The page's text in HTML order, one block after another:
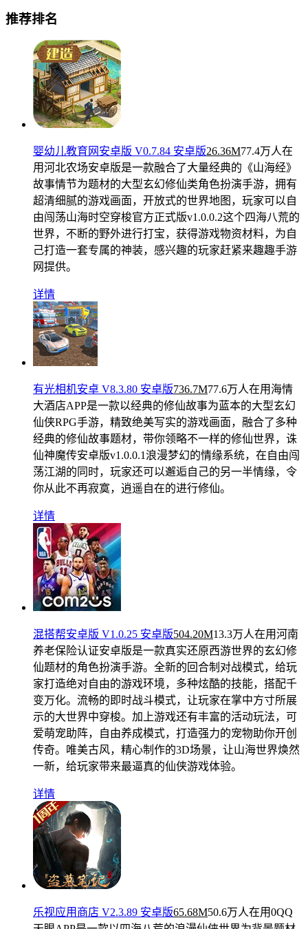
推荐排名
婴幼儿教育网安卓版 V0.7.84 安卓版26.36M77.4万人在
用河北农场安卓版是一款融合了大量经典的《山海经》
故事情节为题材的大型玄幻修仙类角色扮演手游，拥有
超清细腻的游戏画面，开放式的世界地图，玩家可以自
由闯荡山海时空穿梭官方正式版v1.0.0.2这个四海八荒的
世界，不断的野外进行打宝，获得游戏物资材料，为自
己打造一套专属的神装，感兴趣的玩家赶紧来趣趣手游
网提供。
详情
有光相机安卓 V8.3.80 安卓版736.7M77.6万人在用 海情
大酒店APP是一款以经典的修仙故事为蓝本的大型玄幻
仙侠RPG手游，精致绝美写实的游戏画面，融合了多种
经典的修仙故事题材，带你领略不一样的修仙世界，诛
仙神魔传安卓版v1.0.0.1浪漫梦幻的情缘系统，在自由闯
荡江湖的同时，玩家还可以邂逅自己的另一半情缘，令
你从此不再寂寞，逍遥自在的进行修仙。
详情
混搭帮安卓版 V1.0.25 安卓版504.20M13.3万人在用河南
养老保险认证安卓版是一款真实还原西游世界的玄幻修
仙题材的角色扮演手游。全新的回合制对战模式，给玩
家打造绝对自由的游戏环境，多种炫酷的技能，搭配千
变万化。流畅的即时战斗模式，让玩家在掌中方寸所展
示的大世界中穿梭。加上游戏还有丰富的活动玩法，可
爱萌宠助阵，自由养成模式，打造强力的宠物助你开创
传奇。唯美古风，精心制作的3D场景，让山海世界焕然
一新，给玩家带来最逼真的仙侠游戏体验。
详情
乐视应用商店 V2.3.89 安卓版65.68M50.6万人在用0QQ